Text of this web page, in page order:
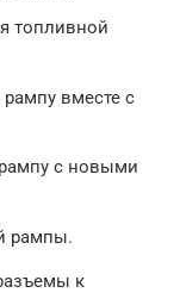
топливной
вместе с
с новыми
рампы.
к